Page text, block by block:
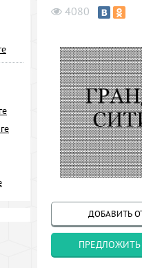
4080
ДОБАВИТЬ
ПРЕДЛОЖИТЬ